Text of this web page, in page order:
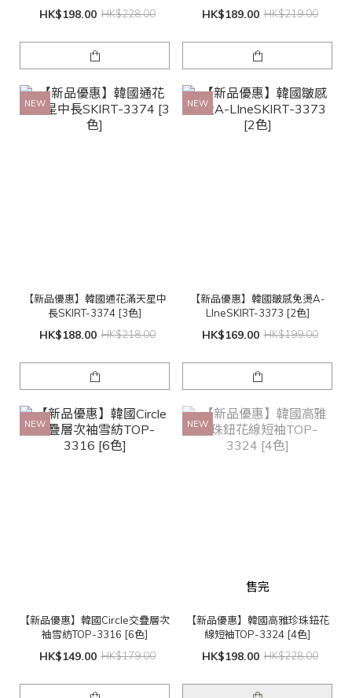
HK$198.00 HK$228.00 HK$189.00 HK$219.00
NEW
【新品優惠】韓國通花滿天星中
長SKIRT-3374 [3色]
HK$188.00 HK$218.00
NEW
【新品優惠】韓國皺感免燙A-
LIneSKIRT-3373 [2色]
HK$169.00 HK$199.00
NEW
【新品優惠】韓國Circle交疊層次
袖雪紡TOP-3316 [6色]
HK$149.00 HK$179.00
NEW
售完
【新品優惠】韓國高雅珍珠鈕花
線短袖TOP-3324 [4色]
HK$198.00 HK$228.00